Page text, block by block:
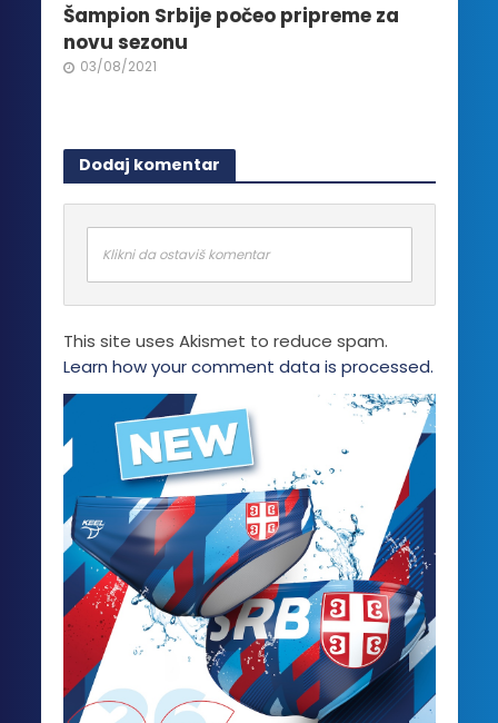
Šampion Srbije počeo pripreme za
novu sezonu
03/08/2021
Dodaj komentar
Klikni da ostaviš komentar
This site uses Akismet to reduce spam.
Learn how your comment data is processed.